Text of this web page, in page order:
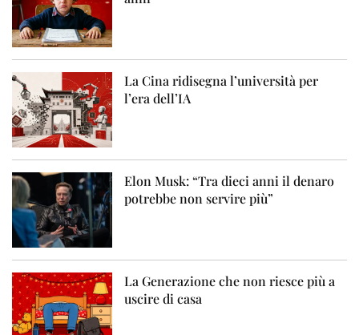
La Cina ridisegna l’università per
l’era dell’IA
Elon Musk: “Tra dieci anni il denaro
potrebbe non servire più”
La Generazione che non riesce più a
uscire di casa